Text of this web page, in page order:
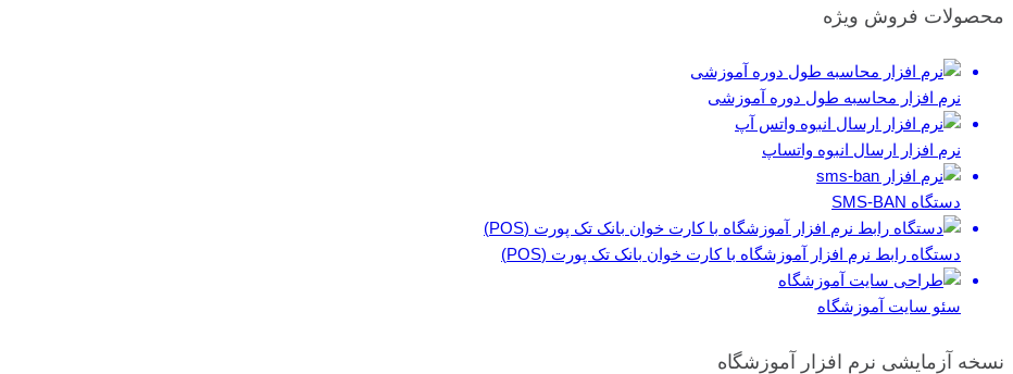
محصولات فروش ویژه
نرم افزار محاسبه طول دوره آموزشی
نرم افزار ارسال انبوه واتساپ
دستگاه SMS-BAN
دستگاه رابط نرم افزار آموزشگاه با کارت خوان بانک تک پورت (POS)
سئو سایت آموزشگاه
نسخه آزمایشی نرم افزار آموزشگاه